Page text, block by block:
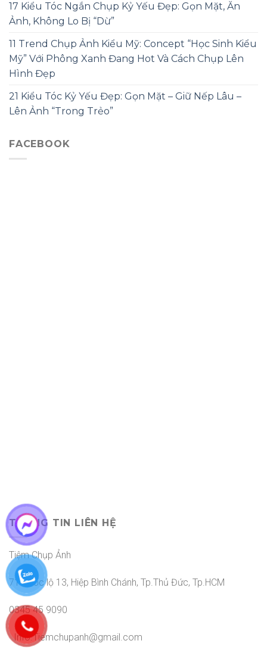
17 Kiểu Tóc Ngắn Chụp Kỷ Yếu Đẹp: Gọn Mặt, Ăn
Ảnh, Không Lo Bị “Dừ”
11 Trend Chụp Ảnh Kiểu Mỹ: Concept “Học Sinh Kiểu
Mỹ” Với Phông Xanh Đang Hot Và Cách Chụp Lên
Hình Đẹp
21 Kiểu Tóc Kỷ Yếu Đẹp: Gọn Mặt – Giữ Nếp Lâu –
Lên Ảnh “Trong Trẻo”
FACEBOOK
THÔNG TIN LIÊN HỆ
Tiệm Chụp Ảnh
71 Quốc lộ 13, Hiệp Bình Chánh, Tp.Thủ Đức, Tp.HCM
0345 45 9090
Info.Tiemchupanh@gmail.com